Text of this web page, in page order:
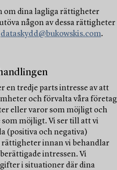
om dina lagliga rättigheter
någon av dessa rättigheter
dataskydd@bukowskis.com.
en tredje parts intresse av att
och förvalta våra företag
eller varor som möjligt och
som möjligt. Vi ser till att vi
(positiva och negativa)
innan vi behandlar
intressen. Vi
i situationer där dina